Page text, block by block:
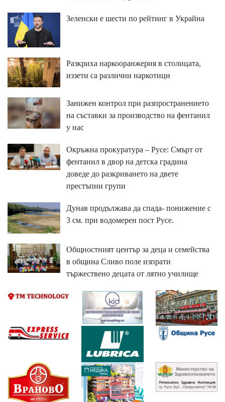
Зеленски е шести по рейтинг в Украйна
Разкриха наркооранжерия в столицата,
иззети са различни наркотици
Занижен контрол при разпространението
на съставки за производство на фентанил
у нас
Окръжна прокуратура – Русе: Смърт от
фентанил в двор на детска градина
доведе до разкриването на двете
престъпни групи
Дунав продължава да спада- понижение с
3 см. при водомерен пост Русе.
Общностният център за деца и семейства
в община Сливо поле изпрати
тържествено децата от лятно училище